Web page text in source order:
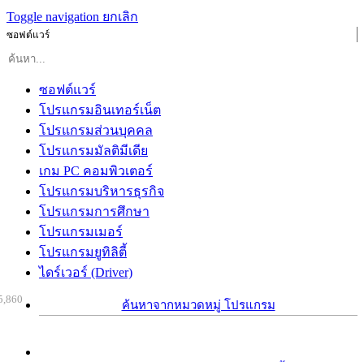
Toggle navigation ยกเลิก
ซอฟต์แวร์
ซอฟต์แวร์
โปรแกรมอินเทอร์เน็ต
โปรแกรมส่วนบุคคล
โปรแกรมมัลติมีเดีย
เกม PC คอมพิวเตอร์
โปรแกรมบริหารธุรกิจ
โปรแกรมการศึกษา
โปรแกรมเมอร์
โปรแกรมยูทิลิตี้
ไดร์เวอร์ (Driver)
ค้นหาจากหมวดหมู่ โปรแกรม